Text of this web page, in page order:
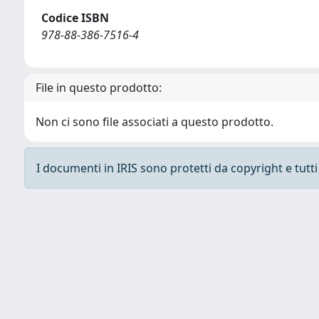
Codice ISBN
978-88-386-7516-4
File in questo prodotto:
Non ci sono file associati a questo prodotto.
I documenti in IRIS sono protetti da copyright e